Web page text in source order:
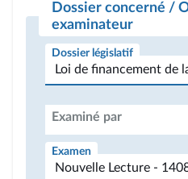
Dossier concerné /
examinateur
Dossier législatif
Examiné par
Examen